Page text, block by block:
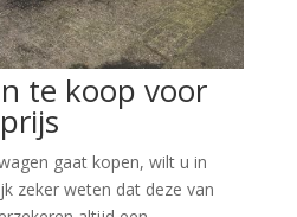
te koop voor
gaat kopen, wilt u in
zeker weten dat deze van